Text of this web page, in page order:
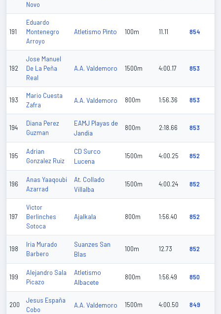
Novo
191
Eduardo
Montenegro
Arroyo
Atletismo Pinto 100m 11.11 854
192
Jose Manuel
De La Peña
Real
A.A. Valdemoro 1500m 4:00.17 853
193
Mario Cuesta
Zafra
A.A. Valdemoro 800m 1:56.36 853
194
Diana Perez
Guzman
EAMJ Playas de
Jandia
800m 2:18.66 853
195
Adrian
Gonzalez Ruiz
CD Surco
Lucena
1500m 4:00.25 852
196
Anas Yaaqoubi
Azarrad
At. Collado
Villalba
1500m 4:00.24 852
197
Victor
Berlinches
Sotoca
Ajalkala 800m 1:56.40 852
198
Iria Murado
Barbero
Suanzes San
Blas
100m 12.73 852
199
Alejandro Sala
Picazo
Atletismo
Albacete
800m 1:56.49 850
200
Jesus España
Cobo
A.A. Valdemoro 1500m 4:00.50 849